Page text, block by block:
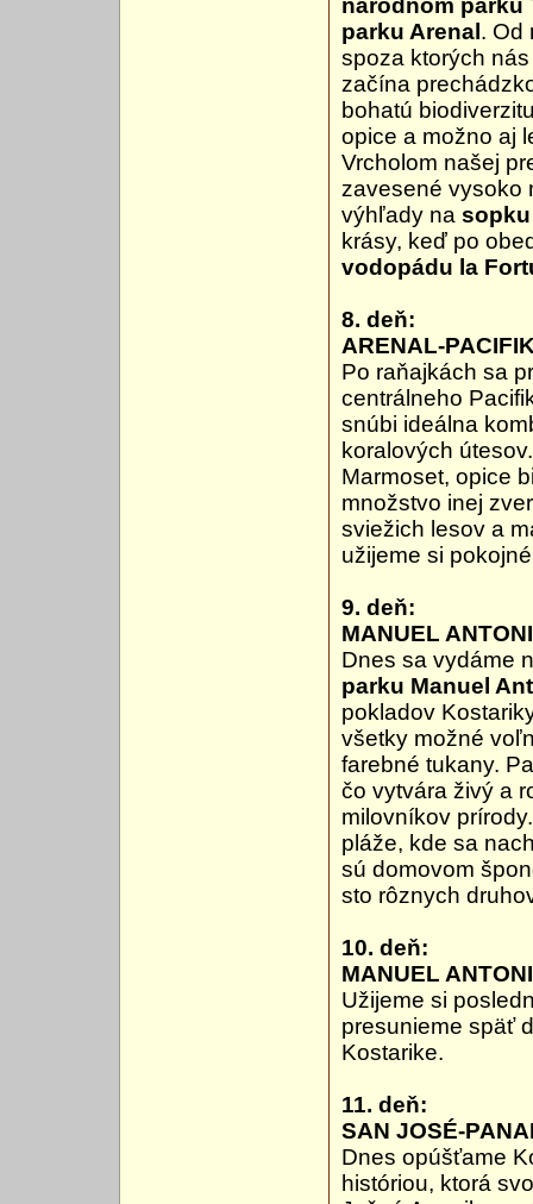
národnom parku
parku Arenal . Od
spoza ktorých
začína
bohatú
opice a možno aj
Vrcholom našej
zavesené vysoko
výhľady na
krásy, keď po
vodopádu la
8. deň:
ARENAL-
Po raňajkách sa
centrálneho
snúbi ideálna
koralových
Marmoset, opice
množstvo inej
sviežich lesov a
užijeme si
9. deň:
MANUEL
Dnes sa vydáme
parku Manuel
pokladov
všetky možné
farebné tukany.
čo vytvára živý a
milovníkov
pláže, kde sa
sú domovom
sto rôznych
10. deň:
MANUEL
Užijeme si
presunieme späť
Kostarike.
11. deň:
SAN JOSÉ-
Dnes opúšťame
históriou, ktorá